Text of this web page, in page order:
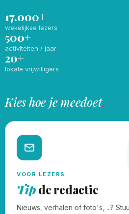
17.000+
wekelijkse lezers
500+
activiteiten / jaar
20+
lokale vrijwilligers
Kies hoe je meedoet.
VOOR LEZERS
Tipde redactie
Nieuws, verhalen of foto's, ...?